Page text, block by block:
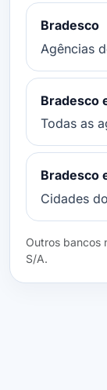
Bradesco
Agências
Bradesco
Todas as
Bradesco
Cidades
Outros bancos
S/A.